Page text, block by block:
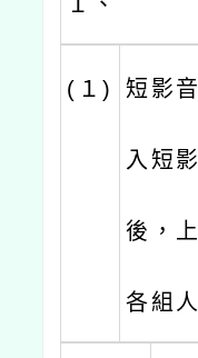
(１) 短影
入短
後，
各組